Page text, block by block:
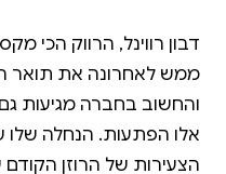
דבון רווינל, הרווק הכי
ממש לאחרונה את תואר
והחשוב בחברה מגיעות גם
אלו הפתעות. הנחלה שלו
הצעירות של הרוזן הקודם